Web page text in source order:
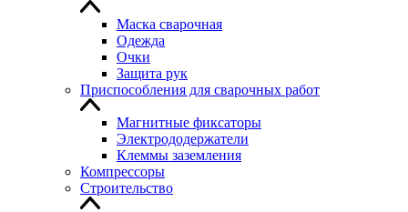
Маска сварочная
Одежда
Очки
Защита рук
Приспособления для сварочных работ
Магнитные фиксаторы
Электрододержатели
Клеммы заземления
Компрессоры
Строительство